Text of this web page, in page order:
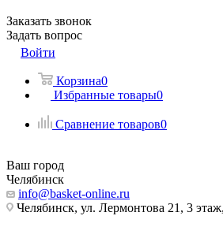
Заказать звонок
Задать вопрос
Войти
Корзина0
Избранные товары0
Сравнение товаров0
Ваш город
Челябинск
info@basket-online.ru
Челябинск, ул. Лермонтова 21, 3